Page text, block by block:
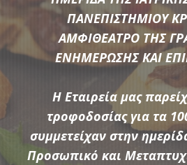
Μια μεγάλη ποικιλία από τις πιο
αγοράς συνθέτουν τον
Αδάμαντας Catering για να
ανάγκες κάθε
ΠΑΝΕΠΙΣΤΗΜΙΟΥ
ΑΜΦΙΘΕΑΤΡΟ ΤΗΣ
ΕΝΗΜΕΡΩΣΗΣ ΚΑΙ
Η Εταιρεία μας
τροφοδοσίας για τα
συμμετείχαν στην
Προσωπικό και
ΔΙΟΡΓΑΝΩΣΗ 5
ΣΕΜΙΝΑΡΙΩΝ ΤΑ ΟΠΟΙΑ
ΤΟ «ΙΝΣΤΙΤΟΥΤΟ
ΠΟΛΙΤΙΚΗΣ ΥΠΟ ΤΗΝ
ΥΠΟΥΡΓΕΙΟΥ ΠΑΙΔΕΙΑΣ
Η Αδάμαντας Catering
τροφοδοσίας coffee
,σε 200 συμμετέχοντες